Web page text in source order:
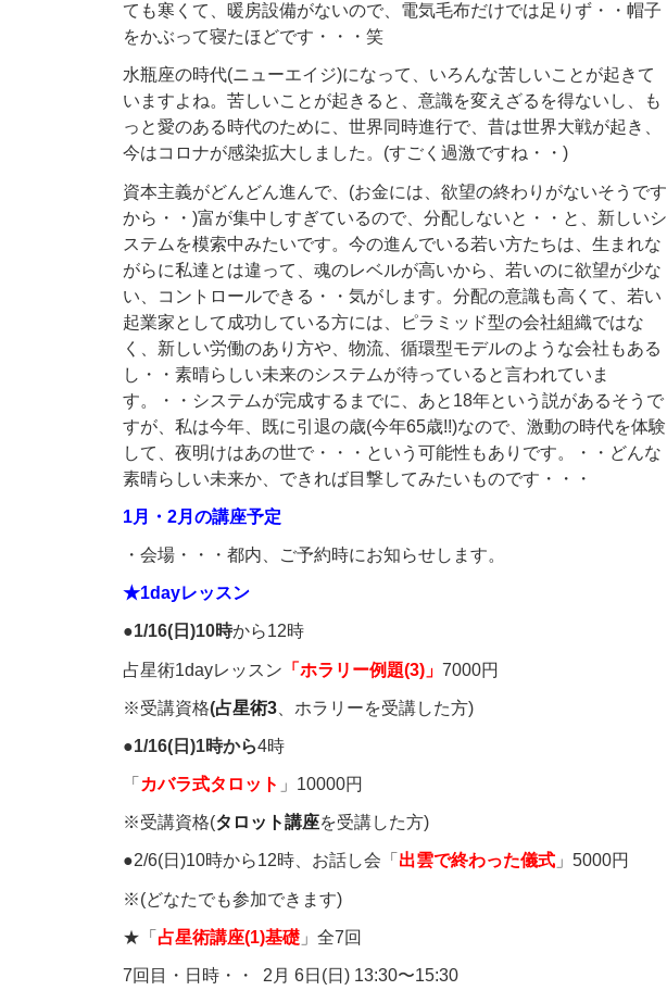
ても寒くて、暖房設備がないので、電気毛布だけでは足りず・・帽子
をかぶって寝たほどです・・・笑
水瓶座の時代(ニューエイジ)になって、いろんな苦しいことが起きて
いますよね。苦しいことが起きると、意識を変えざるを得ないし、も
っと愛のある時代のために、世界同時進行で、昔は世界大戦が起き、
今はコロナが感染拡大しました。(すごく過激ですね・・)
資本主義がどんどん進んで、(お金には、欲望の終わりがないそうです
から・・)富が集中しすぎているので、分配しないと・・と、新しいシ
ステムを模索中みたいです。今の進んでいる若い方たちは、生まれな
がらに私達とは違って、魂のレベルが高いから、若いのに欲望が少な
い、コントロールできる・・気がします。分配の意識も高くて、若い
起業家として成功している方には、ピラミッド型の会社組織ではな
く、新しい労働のあり方や、物流、循環型モデルのような会社もある
し・・素晴らしい未来のシステムが待っていると言われていま
す。・・システムが完成するまでに、あと18年という説があるそうで
すが、私は今年、既に引退の歳(今年65歳!!)なので、激動の時代を体験
して、夜明けはあの世で・・・という可能性もありです。・・どんな
素晴らしい未来か、できれば目撃してみたいものです・・・
1月・2月の講座予定
・会場・・・都内、ご予約時にお知らせします。
★1dayレッスン
●1/16(日)10時から12時
占星術1dayレッスン 「ホラリー例題(3)」 7000円
※受講資格(占星術3 、ホラリーを受講した方)
●1/16(日)1時から4時
「 カバラ式タロット 」10000円
※受講資格(タロット講座を受講した方)
●2/6(日)10時から12時、お話し会「 出雲で終わった儀式 」5000円
※(どなたでも参加できます)
★「 占星術講座(1)基礎 」全7回
7回目・日時・・ 2月 6日(日) 13:30〜15:30